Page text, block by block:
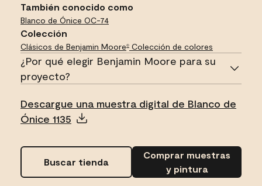
También conocido como
Blanco de Ónice OC-74
Colección
Clásicos de Benjamin Moore® Colección de colores
¿Por qué elegir Benjamin Moore para su
proyecto?
Descargue una muestra digital de Blanco de
Ónice 1135
Buscar tienda
Comprar muestras
y pintura